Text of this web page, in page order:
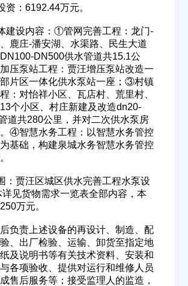
资：6192.44万元。
建设内容：①管网完善工程：龙门-
鹿庄-潘安湖、水渠路、民生大道
DN500供水管道共15.1公
压泵站工程：贾汪增压泵站改造一
片区一体化供水泵站一座；③村镇
：对怡祥小区、瓦店村、荒里村、
个小区、村庄新建及改造dn20-
道共280公里，并对二次供水泵房
④智慧水务工程：以智慧水务管控
基础，构建泉城水务智慧水务管控
：贾汪区城区供水完善工程水泵设
见货物需求一览表全部内容，本
万元。
负责上述设备的再设计、制造、配
、出厂检验、运输、卸货至指定地
及说明书等有关技术资料、安装和
各项验收、提供对运行和维修人员
售后服务等；接受监理人的监造，